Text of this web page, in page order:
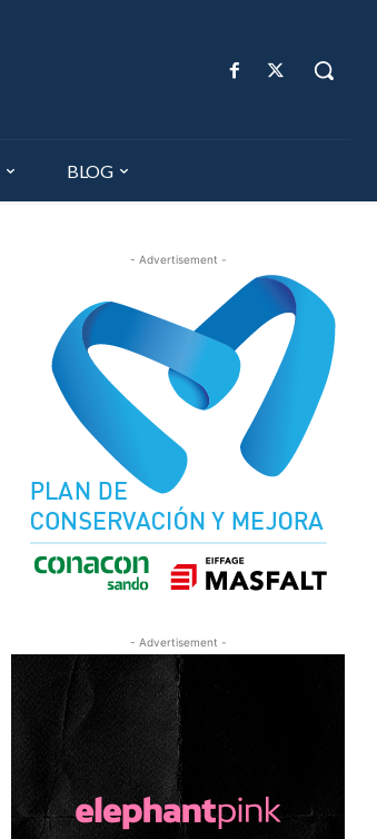
BLOG
- Advertisement -
- Advertisement -